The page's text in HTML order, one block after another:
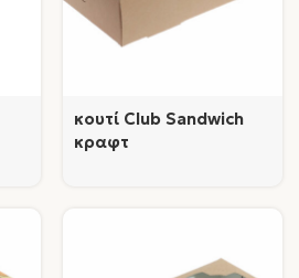
κουτί Club Sandwich
κραφτ